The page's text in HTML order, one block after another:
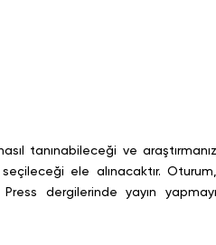
tanınabileceği ve araştırmanız
ele alınacaktır. Oturum,
dergilerinde yayın yapmayı